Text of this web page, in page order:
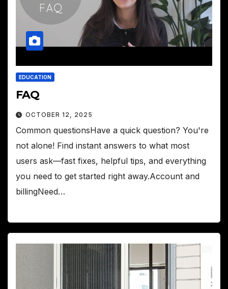
EDUCATION
FAQ
OCTOBER 12, 2025
Common questionsHave a quick question? You're
not alone! Find instant answers to what most
users ask—fast fixes, helpful tips, and everything
you need to get started right away.Account and
billingNeed…